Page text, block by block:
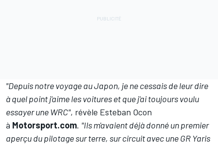
"Depuis notre voyage au Japon, je ne cessais de leur dire
à quel point j'aime les voitures et que j'ai toujours voulu
essayer une WRC", révèle Esteban Ocon
à Motorsport.com. "Ils m'avaient déjà donné un premier
aperçu du pilotage sur terre, sur circuit avec une GR Yaris